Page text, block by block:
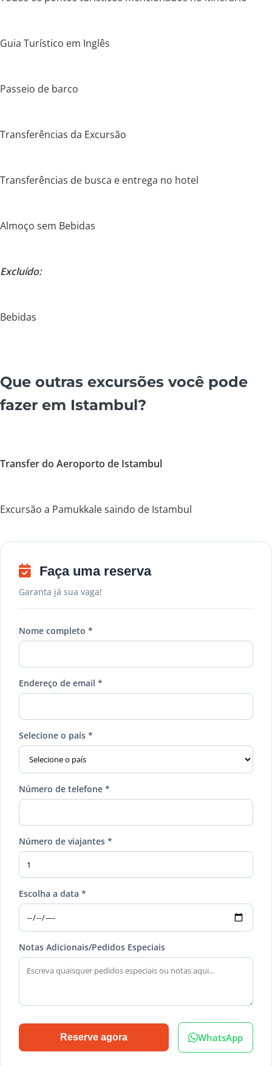
Guia Turístico em Inglês
Passeio de barco
Transferências da Excursão
Transferências de busca e entrega no hotel
Almoço sem Bebidas
Excluído:
Bebidas
Que outras excursões você pode
fazer em Istambul?
Transfer do Aeroporto de Istambul
Excursão a Pamukkale saindo de Istambul
Faça uma reserva
Garanta já sua vaga!
Nome completo *
Endereço de email *
Selecione o país *
Número de telefone *
Número de viajantes *
Escolha a data *
Notas Adicionais/Pedidos Especiais
Reserve agora WhatsApp